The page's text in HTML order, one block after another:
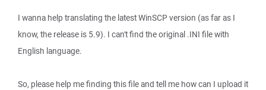
I wanna help translating the latest WinSCP version (as far as I
know, the release is 5.9). I can't find the original .INI file with
English language.
So, please help me finding this file and tell me how can I upload it